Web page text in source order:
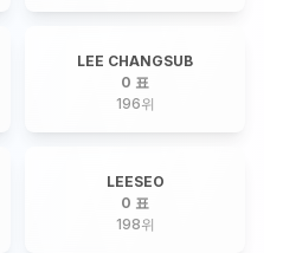
LEE CHANGSUB
0 표
196위
LEESEO
0 표
198위